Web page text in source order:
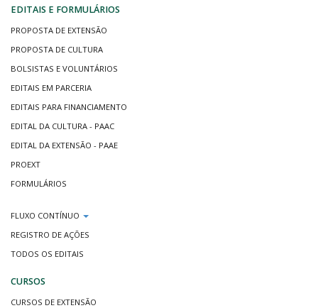
EDITAIS E FORMULÁRIOS
PROPOSTA DE EXTENSÃO
PROPOSTA DE CULTURA
BOLSISTAS E VOLUNTÁRIOS
EDITAIS EM PARCERIA
EDITAIS PARA FINANCIAMENTO
EDITAL DA CULTURA - PAAC
EDITAL DA EXTENSÃO - PAAE
PROEXT
FORMULÁRIOS
FLUXO CONTÍNUO
REGISTRO DE AÇÕES
TODOS OS EDITAIS
CURSOS
CURSOS DE EXTENSÃO